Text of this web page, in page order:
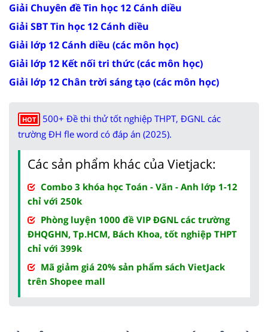
Giải Chuyên đề Tin học 12 Cánh diều
Giải SBT Tin học 12 Cánh diều
Giải lớp 12 Cánh diều (các môn học)
Giải lớp 12 Kết nối tri thức (các môn học)
Giải lớp 12 Chân trời sáng tạo (các môn học)
HOT
500+ Đề thi thử tốt nghiệp THPT, ĐGNL các
trường ĐH fle word có đáp án (2025).
Các sản phẩm khác của Vietjack:
Combo 3 khóa học Toán - Văn - Anh lớp 1-12
chỉ với 250k
Phòng luyện 1000 đề VIP ĐGNL các trường
ĐHQGHN, Tp.HCM, Bách Khoa, tốt nghiệp THPT
chỉ với 399k
Mã giảm giá 20% sản phẩm sách VietJack
trên Shopee mall